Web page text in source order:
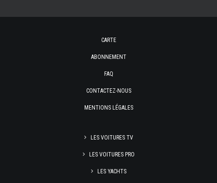
CARTE
ABONNEMENT
FAQ
CONTACTEZ-NOUS
MENTIONS LÉGALES
LES VOITURES TV
LES VOITURES PRO
LES YACHTS